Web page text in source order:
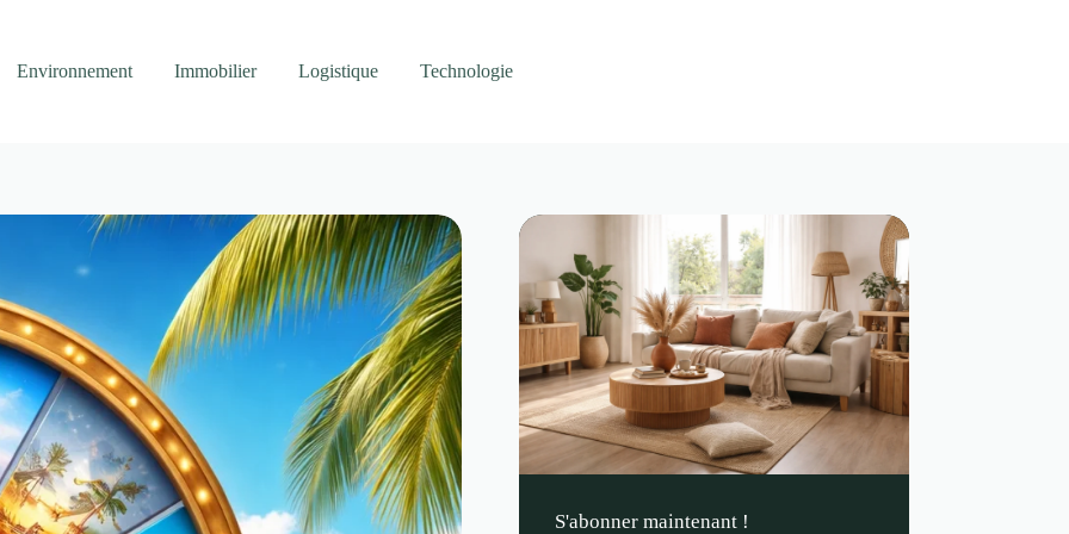
Environnement Immobilier Logistique Technologie
S'abonner maintenant !